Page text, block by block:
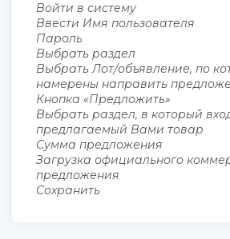
Войти в систему
Ввести Имя пользователя
Пароль
Выбрать раздел
Выбрать Лот/объявление, по
намерены направить
Кнопка «Предложить»
Выбрать раздел, в который
предлагаемый Вами товар
Сумма предложения
Загрузка официального
предложения
Сохранить